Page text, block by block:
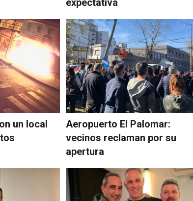
un local
Aeropuerto El Palomar:
vecinos reclaman por su
apertura